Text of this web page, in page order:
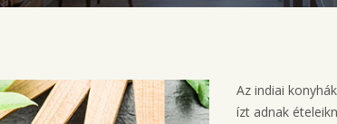
Az indiai
ízt adnak